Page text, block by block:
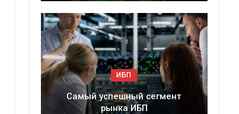
ИБП
Самый успешный сегмент
рынка ИБП